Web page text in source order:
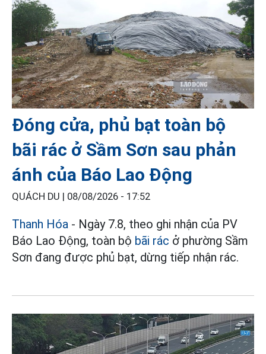
Đóng cửa, phủ bạt toàn bộ
bãi rác ở Sầm Sơn sau phản
ánh của Báo Lao Động
QUÁCH DU | 08/08/2026 - 17:52
Thanh Hóa - Ngày 7.8, theo ghi nhận của PV
Báo Lao Động, toàn bộ bãi rác ở phường Sầm
Sơn đang được phủ bạt, dừng tiếp nhận rác.